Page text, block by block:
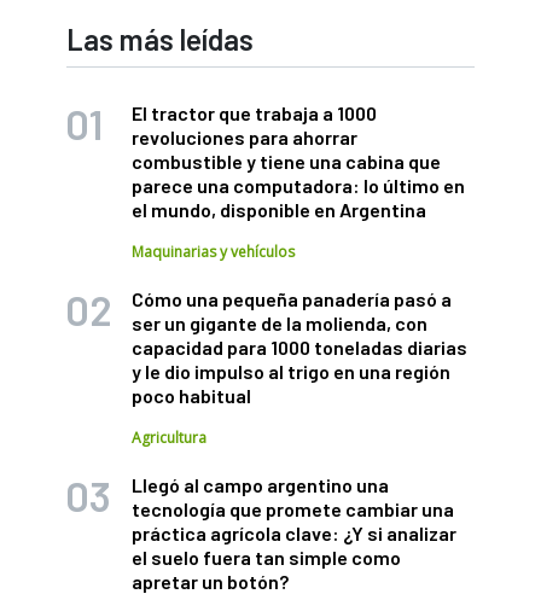
Las más leídas
El tractor que trabaja a 1000
revoluciones para ahorrar
combustible y tiene una cabina que
parece una computadora: lo último en
el mundo, disponible en Argentina
Maquinarias y vehículos
Cómo una pequeña panadería pasó a
ser un gigante de la molienda, con
capacidad para 1000 toneladas diarias
y le dio impulso al trigo en una región
poco habitual
Agricultura
Llegó al campo argentino una
tecnología que promete cambiar una
práctica agrícola clave: ¿Y si analizar
el suelo fuera tan simple como
apretar un botón?